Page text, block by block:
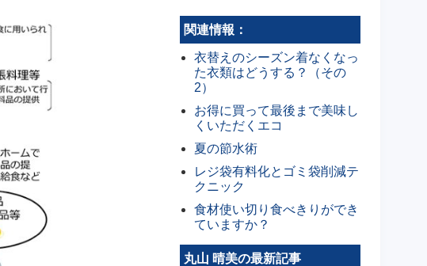
関連情報：
衣替えのシーズン着なくなっ
た衣類はどうする？（その
2）
お得に買って最後まで美味し
くいただくエコ
夏の節水術
レジ袋有料化とゴミ袋削減テ
クニック
食材使い切り食べきりができ
ていますか？
丸山 晴美の最新記事